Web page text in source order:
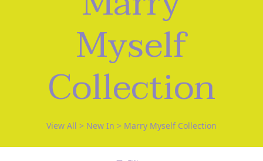
Myself
Collection
View All > New In > Marry Myself Collection